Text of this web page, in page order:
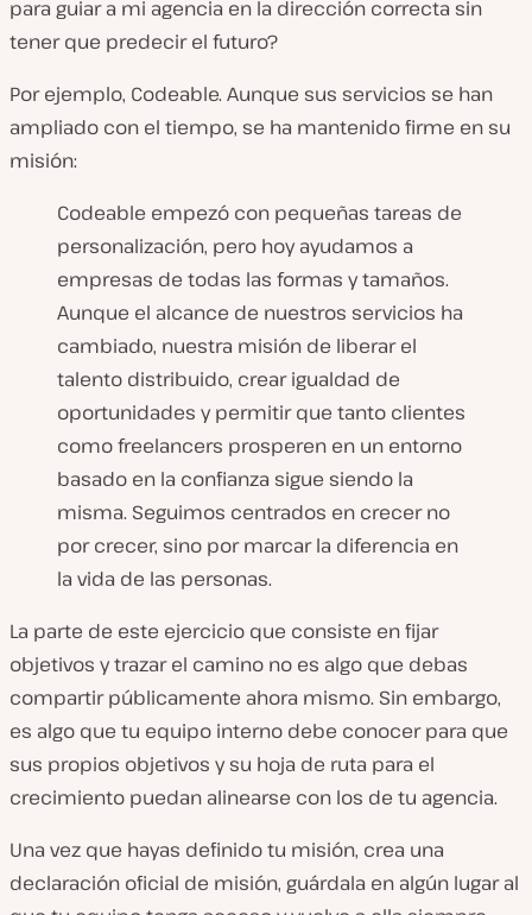
para guiar a mi agencia en la dirección correcta sin
tener que predecir el futuro?
Por ejemplo, Codeable. Aunque sus servicios se han
ampliado con el tiempo, se ha mantenido firme en su
misión:
Codeable empezó con pequeñas tareas de
personalización, pero hoy ayudamos a
empresas de todas las formas y tamaños.
Aunque el alcance de nuestros servicios ha
cambiado, nuestra misión de liberar el
talento distribuido, crear igualdad de
oportunidades y permitir que tanto clientes
como freelancers prosperen en un entorno
basado en la confianza sigue siendo la
misma. Seguimos centrados en crecer no
por crecer, sino por marcar la diferencia en
la vida de las personas.
La parte de este ejercicio que consiste en fijar
objetivos y trazar el camino no es algo que debas
compartir públicamente ahora mismo. Sin embargo,
es algo que tu equipo interno debe conocer para que
sus propios objetivos y su hoja de ruta para el
crecimiento puedan alinearse con los de tu agencia.
Una vez que hayas definido tu misión, crea una
declaración oficial de misión, guárdala en algún lugar al